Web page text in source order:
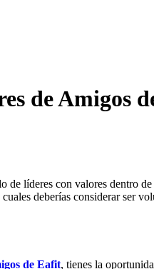
de Amigos
de líderes con valores dentro
deberías considerar ser
de Eafit, tienes la